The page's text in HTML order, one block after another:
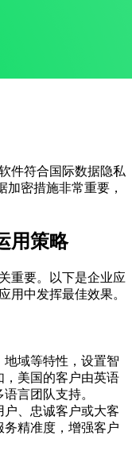
件符合国际数据隐私
加密措施非常重要，
用策略
重要。以下是企业应
用中发挥最佳效果。
地域等特性，设置智
，美国的客户由英语
言团队支持。
户、忠诚客户或大客
务精准度，增强客户